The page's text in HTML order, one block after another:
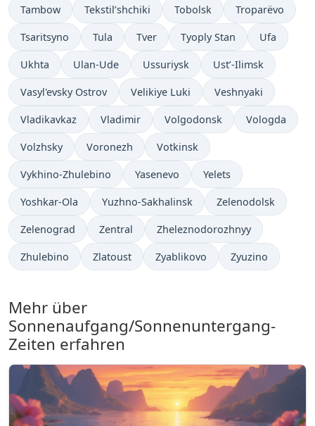
Tambow Tekstil’shchiki Tobolsk Troparëvo
Tsaritsyno Tula Tver Tyoply Stan Ufa
Ukhta Ulan-Ude Ussuriysk Ust’-Ilimsk
Vasyl'evsky Ostrov Velikiye Luki Veshnyaki
Vladikavkaz Vladimir Volgodonsk Vologda
Volzhsky Voronezh Votkinsk
Vykhino-Zhulebino Yasenevo Yelets
Yoshkar-Ola Yuzhno-Sakhalinsk Zelenodolsk
Zelenograd Zentral Zheleznodorozhnyy
Zhulebino Zlatoust Zyablikovo Zyuzino
Mehr über
Sonnenaufgang/Sonnenuntergang-
Zeiten erfahren